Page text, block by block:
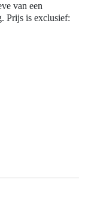
van een
Prijs is exclusief: